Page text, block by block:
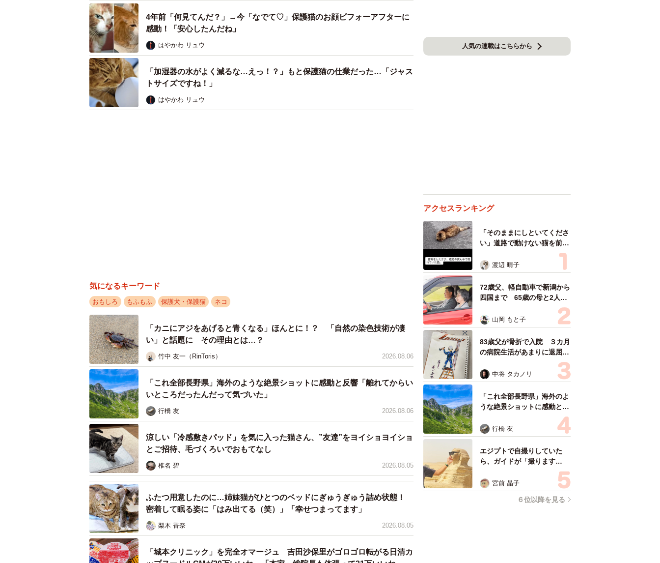
によく、排泄物が踏まれたり粉々になっていたんです…。最近それがないのはあの格好のお
かげなのかもしれません」
4年前「何見てんだ？」→今「なでて♡」保護猫のお顔ビフォーアフターに
感動！「安心したんだね」
はやかわ リュウ
「加湿器の水がよく減るな…えっ！？」もと保護猫の仕業だった…「ジャス
トサイズですね！」
はやかわ リュウ
気になるキーワード
おもしろ もふもふ 保護犬・保護猫 ネコ
「カニにアジをあげると青くなる」ほんとに！？ 「自然の染色技術が凄
い」と話題に その理由とは…？
竹中 友一（RinToris） 2026.08.06
「これ全部長野県」海外のような絶景ショットに感動と反響「離れてからい
いところだったんだって気づいた」
行橋 友 2026.08.06
涼しい「冷感敷きパッド」を気に入った猫さん、”友達”をヨイショヨイショ
とご招待、毛づくろいでおもてなし
椎名 碧 2026.08.05
ふたつ用意したのに…姉妹猫がひとつのベッドにぎゅうぎゅう詰め状態！
密着して眠る姿に「はみ出てる（笑）」「幸せつまってます」
梨木 香奈 2026.08.05
「城本クリニック」を完全オマージュ 吉田沙保里がゴロゴロ転がる日清カ
人気の連載はこちらから
アクセスランキング
「そのままにしといてくださ
い」道路で動けない猫を前に
返された一言… 懸命に生き
ようとした4日間 「命の重
さはみんな同じ」保護団体代
表の訴え
渡辺 晴子
72歳父、軽自動車で新潟から
四国まで 65歳の母と2人で
3泊4日の旅 パーキングの休
憩まで分刻み… 「大学生で
も組まねえよ！」
山岡 もと子
83歳父が骨折で入院 ３カ月
の病院生活があまりに退屈で
「画用紙と色鉛筆持ってこ
い！」→スケッチブックを見
た家族が仰天「これ、売れま
すよ…」
中将 タカノリ
「これ全部長野県」海外のよ
うな絶景ショットに感動と反
響「離れてからいいところだ
ったんだって気づいた」
行橋 友
エジプトで自撮りしていた
ら、ガイドが「撮ります
よ！」→ノリノリでポーズを
取っていたら……スマホを返
してもらえない 「日本人は
カモ代表かも」「私は6時間
宮前 晶子
６位以降を見る